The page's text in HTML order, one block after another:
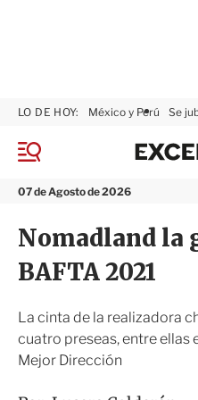
M
n
07 de Agosto de 2026
LO DE HOY: México y Perú Se
Nomadland la
BAFTA 2021
La cinta de la realizadora
cuatro preseas, entre ellas
Mejor Dirección